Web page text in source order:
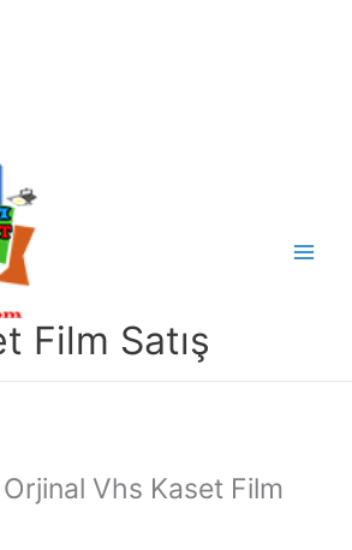
Film Satış
Vhs Kaset Film